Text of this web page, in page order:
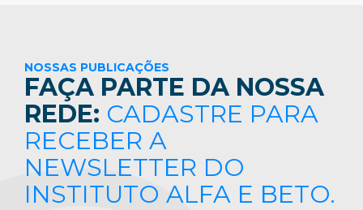
NOSSAS PUBLICAÇÕES
FAÇA PARTE DA NOSSA
REDE: CADASTRE PARA
RECEBER A
NEWSLETTER DO
INSTITUTO ALFA E BETO.